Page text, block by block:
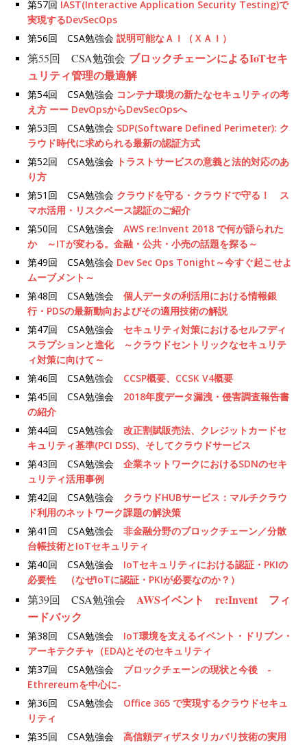
第57回 IAST(Interactive Application Security Testing)で
実現するDevSecOps
第56回 CSA勉強会 説明可能なＡＩ（ＸＡＩ）
第55回 CSA勉強会 ブロックチェーンによるIoTセキ
ュリティ管理の最適解
第54回 CSA勉強会 コンテナ環境の新たなセキュリティの考
え方 ーー DevOpsからDevSecOpsへ
第53回 CSA勉強会 SDP(Software Defined Perimeter): ク
ラウド時代に求められる最新の認証方式
第52回 CSA勉強会 トラストサービスの意義と法的対応のあ
り方
第51回 CSA勉強会 クラウドを守る・クラウドで守る！ ス
マホ活用・リスクベース認証のご紹介
第50回 CSA勉強会 AWS re:Invent 2018 で何が語られた
か ～ITが変わる。金融・公共・小売の話題を探る～
第49回 CSA勉強会 Dev Sec Ops Tonight～今すぐ起こせよ
ムーブメント～
第48回 CSA勉強会 個人データの利活用における情報銀
行・PDSの最新動向およびその適用技術の解説
第47回 CSA勉強会 セキュリティ対策におけるセルフディ
スラプションと進化 ～クラウドセントリックなセキュリテ
ィ対策に向けて～
第46回 CSA勉強会 CCSP概要、CCSK V4概要
第45回 CSA勉強会 2018年度データ漏洩・侵害調査報告書
の紹介
第44回 CSA勉強会 改正割賦販売法、クレジットカードセ
キュリティ基準(PCI DSS)、そしてクラウドサービス
第43回 CSA勉強会 企業ネットワークにおけるSDNのセキ
ュリティ活用事例
第42回 CSA勉強会 クラウドHUBサービス：マルチクラウ
ド利用のネットワーク課題の解決策
第41回 CSA勉強会 非金融分野のブロックチェーン／分散
台帳技術とIoTセキュリティ
第40回 CSA勉強会 IoTセキュリティにおける認証・PKIの
必要性 （なぜIoTに認証・PKIが必要なのか？）
第39回 CSA勉強会 AWSイベント re:Invent フィ
ードバック
第38回 CSA勉強会 IoT環境を支えるイベント・ドリブン・
アーキテクチャ（EDA)とそのセキュリティ
第37回 CSA勉強会 ブロックチェーンの現状と今後 -
Ethrereumを中心に-
第36回 CSA勉強会 Office 365 で実現するクラウドセキュ
リティ
第35回 CSA勉強会 高信頼ディザスタリカバリ技術の実用